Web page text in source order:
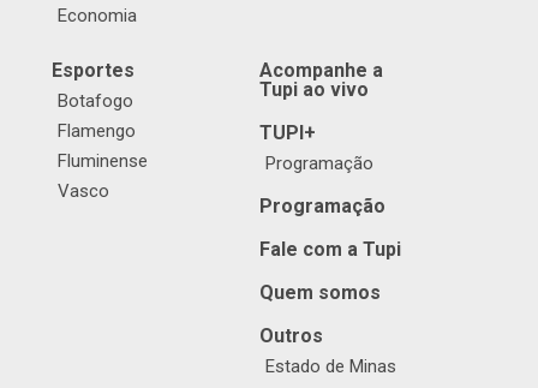
Economia
Esportes
Botafogo
Flamengo
Fluminense
Vasco
Acompanhe a
Tupi ao vivo
TUPI+
Programação
Programação
Fale com a Tupi
Quem somos
Outros
Estado de Minas